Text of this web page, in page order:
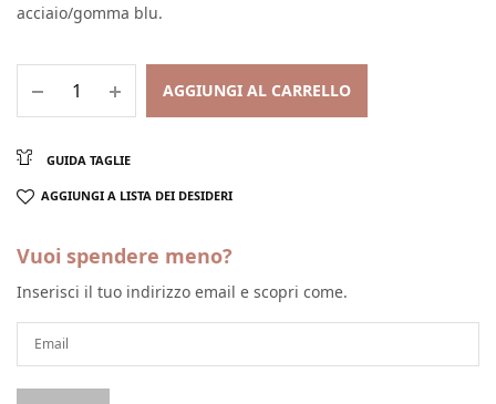
acciaio/gomma blu.
AGGIUNGI AL CARRELLO
GUIDA TAGLIE
AGGIUNGI A LISTA DEI DESIDERI
Vuoi spendere meno?
Inserisci il tuo indirizzo email e scopri come.